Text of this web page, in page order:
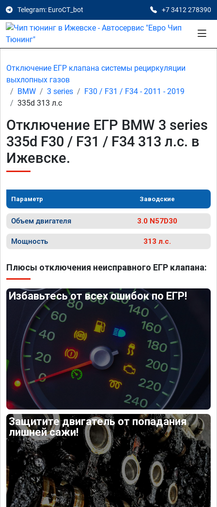
Telegram: EuroCT_bot +7 3412 278390
Отключение ЕГР клапана системы рециркуляции
выхлопных газов
BMW
3 series
F30 / F31 / F34 - 2011 - 2019
335d 313 л.с
Отключение ЕГР BMW 3 series
335d F30 / F31 / F34 313 л.с. в
Ижевске.
Параметр Заводские
Объем двигателя 3.0 N57D30
Мощность 313 л.с.
Плюсы отключения неисправного ЕГР клапана:
Избавьтесь от всех ошибок по ЕГР!
Защитите двигатель от попадания
лишней сажи!